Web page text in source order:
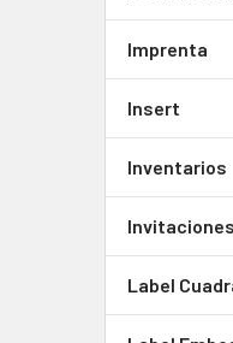
Imprenta
Insert
Inventarios
Invitaciones
Label